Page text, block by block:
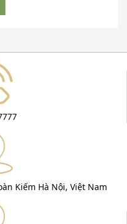
Kiếm Hà Nội, Việt Nam